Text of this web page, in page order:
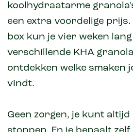
koolhydraatarme
een extra voordelige prijs.
box kun je vier weken
verschillende KHA
ontdekken welke smaken
vindt.
Geen zorgen, je kunt